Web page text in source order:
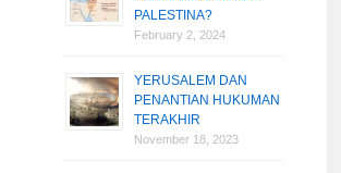
PALESTINA?
February 2, 2024
YERUSALEM DAN
PENANTIAN HUKUMAN
TERAKHIR
November 18, 2023